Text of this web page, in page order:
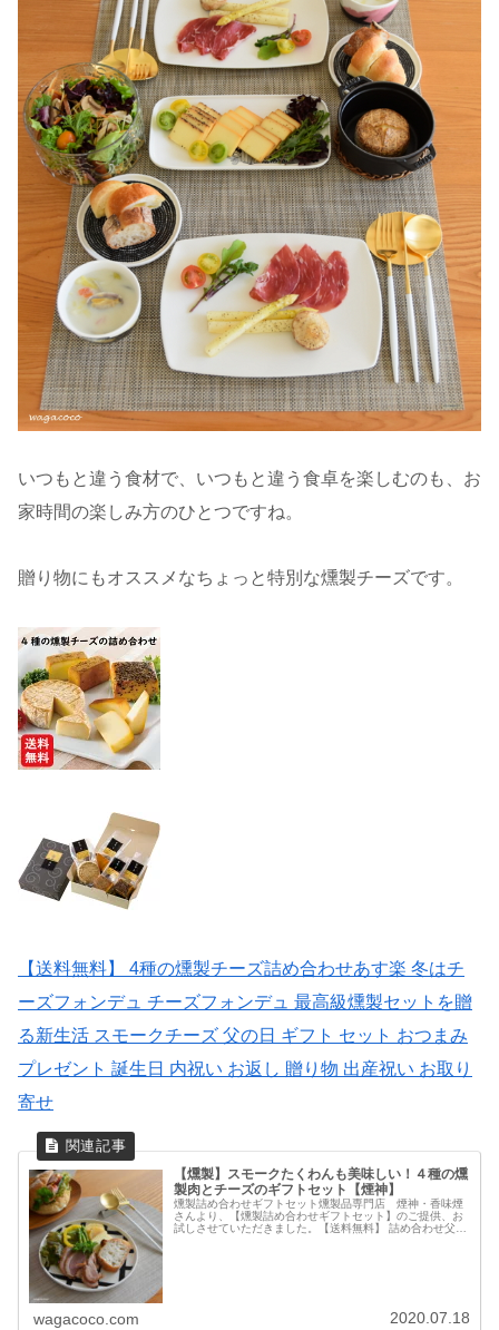
いつもと違う食材で、いつもと違う食卓を楽しむのも、お
家時間の楽しみ方のひとつですね。
贈り物にもオススメなちょっと特別な燻製チーズです。
【送料無料】 4種の燻製チーズ詰め合わせあす楽 冬はチ
ーズフォンデュ チーズフォンデュ 最高級燻製セットを贈
る新生活 スモークチーズ 父の日 ギフト セット おつまみ
プレゼント 誕生日 内祝い お返し 贈り物 出産祝い お取り
寄せ
【燻製】スモークたくわんも美味しい！４種の燻
製肉とチーズのギフトセット【煙神】
燻製詰め合わせギフトセット燻製品専門店 煙神・香味煙
さんより、【燻製詰め合わせギフトセット】のご提供、お
試しさせていただきました。【送料無料】 詰め合わせ父の
wagacoco.com 2020.07.18